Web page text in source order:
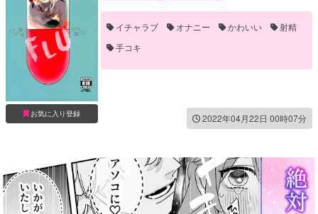
お気に入り登録
イチャラブ オナニー かわいい
射精
手コキ
2022年04月22日 00時07分